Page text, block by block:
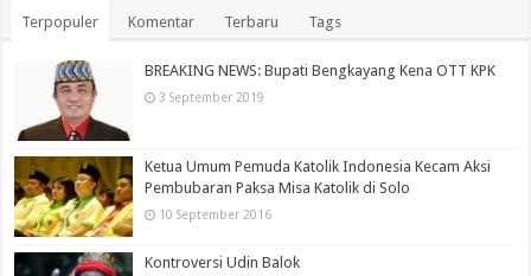
Terpopuler Komentar Terbaru Tags
BREAKING NEWS: Bupati Bengkayang Kena OTT KPK
3 September 2019
Ketua Umum Pemuda Katolik Indonesia Kecam Aksi
Pembubaran Paksa Misa Katolik di Solo
10 September 2016
Kontroversi Udin Balok